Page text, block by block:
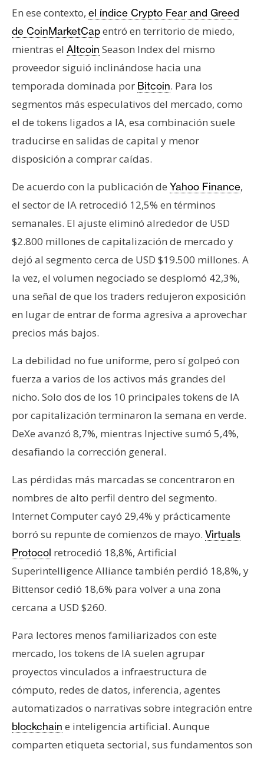
c
t
o
y
b
l
i
c
d
d
En ese contexto, el índice Crypto Fear and Greed
de CoinMarketCapentró en territorio de miedo,
mientras el Altcoin Season Index del mismo
proveedor siguió inclinándose hacia una
temporada dominada por Bitcoin. Para los
segmentos más especulativos del mercado, como
el de tokens ligados a IA, esa combinación suele
traducirse en salidas de capital y menor
disposición a comprar caídas.
De acuerdo con la publicación de Yahoo Finance,
el sector de IA retrocedió 12,5% en términos
semanales. El ajuste eliminó alrededor de USD
$2.800 millones de capitalización de mercado y
dejó al segmento cerca de USD $19.500 millones. A
la vez, el volumen negociado se desplomó 42,3%,
una señal de que los traders redujeron exposición
en lugar de entrar de forma agresiva a aprovechar
precios más bajos.
La debilidad no fue uniforme, pero sí golpeó con
fuerza a varios de los activos más grandes del
nicho. Solo dos de los 10 principales tokens de IA
por capitalización terminaron la semana en verde.
DeXe avanzó 8,7%, mientras Injective sumó 5,4%,
desafiando la corrección general.
Las pérdidas más marcadas se concentraron en
nombres de alto perfil dentro del segmento.
Internet Computer cayó 29,4% y prácticamente
borró su repunte de comienzos de mayo. Virtuals
Protocol retrocedió 18,8%, Artificial
Superintelligence Alliance también perdió 18,8%, y
Bittensor cedió 18,6% para volver a una zona
cercana a USD $260.
Para lectores menos familiarizados con este
mercado, los tokens de IA suelen agrupar
proyectos vinculados a infraestructura de
cómputo, redes de datos, inferencia, agentes
automatizados o narrativas sobre integración entre
blockchain e inteligencia artificial. Aunque
comparten etiqueta sectorial, sus fundamentos son